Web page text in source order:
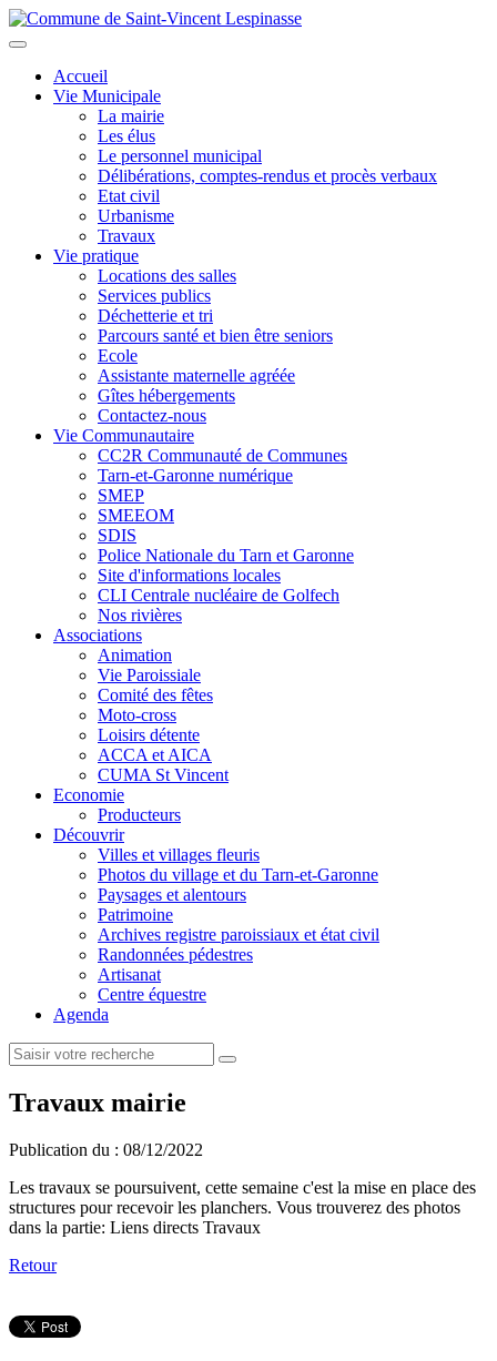
Aller
au
principal
Toggle
navigationAccueil
Vie Municipale
La mairie
Les élus
Le personnel municipal
Délibérations, comptes-rendus et procès verbaux
Etat civil
Urbanisme
Travaux
Vie pratique
Locations des salles
Services publics
Déchetterie et tri
Parcours santé et bien être seniors
Ecole
Assistante maternelle agréée
Gîtes hébergements
Contactez-nous
Vie Communautaire
CC2R Communauté de Communes
Tarn-et-Garonne numérique
SMEP
SMEEOM
SDIS
Police Nationale du Tarn et Garonne
Site d'informations locales
CLI Centrale nucléaire de Golfech
Nos rivières
Associations
Animation
Vie Paroissiale
Comité des fêtes
Moto-cross
Loisirs détente
ACCA et AICA
CUMA St Vincent
Economie
Producteurs
Découvrir
Villes et villages fleuris
Photos du village et du Tarn-et-Garonne
Paysages et alentours
Patrimoine
Archives registre paroissiaux et état civil
Randonnées pédestres
Artisanat
Centre équestre
Agenda
Travaux mairie
Publication du : 08/12/2022
Les travaux se poursuivent, cette semaine c'est la mise en place des
structures pour recevoir les planchers. Vous trouverez des photos
dans la partie: Liens directs Travaux
Retour